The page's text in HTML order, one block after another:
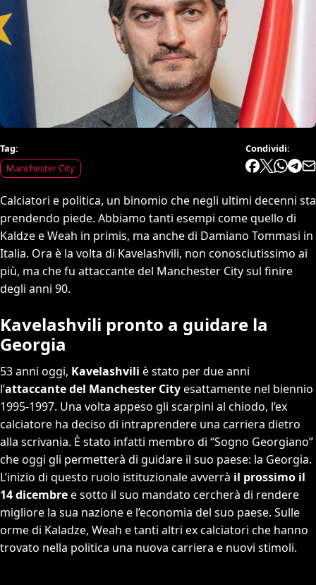
Tag:
Manchester City
Condividi:
Calciatori e politica, un binomio che negli ultimi decenni sta
prendendo piede. Abbiamo tanti esempi come quello di
Kaldze e Weah in primis, ma anche di Damiano Tommasi in
Italia. Ora è la volta di Kavelashvili, non conosciutissimo ai
più, ma che fu attaccante del Manchester City sul finire
degli anni 90.
Kavelashvili pronto a guidare la
Georgia
53 anni oggi, Kavelashvili è stato per due anni
l’attaccante del Manchester Cityesattamente nel biennio
1995-1997. Una volta appeso gli scarpini al chiodo, l’ex
calciatore ha deciso di intraprendere una carriera dietro
alla scrivania. È stato infatti membro di “Sogno Georgiano”
che oggi gli permetterà di guidare il suo paese: la Georgia.
L’inizio di questo ruolo istituzionale avverrà il prossimo il
14 dicembree sotto il suo mandato cercherà di rendere
migliore la sua nazione e l’economia del suo paese. Sulle
orme di Kaladze, Weah e tanti altri ex calciatori che hanno
trovato nella politica una nuova carriera e nuovi stimoli.